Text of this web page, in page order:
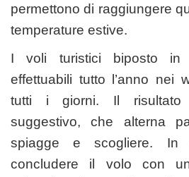
permettono di raggiungere
temperature estive.
I voli turistici biposto in
effettuabili tutto l’anno nei
tutti i giorni. Il
suggestivo, che alterna
spiagge e scogliere. In
concludere il volo con